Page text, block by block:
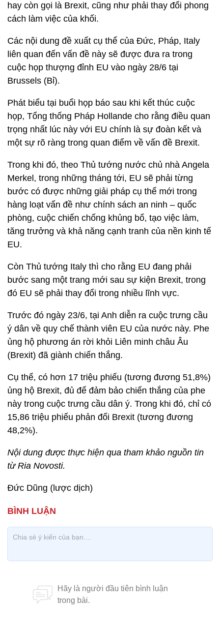
hay còn gọi là Brexit, cũng như phải thay đổi phong
cách làm việc của khối.
Các nội dung đề xuất cụ thể của Đức, Pháp, Italy
liên quan đến vấn đề này sẽ được đưa ra trong
cuộc họp thượng đỉnh EU vào ngày 28/6 tại
Brussels (Bỉ).
Phát biểu tại buổi họp báo sau khi kết thúc cuộc
họp, Tổng thống Pháp Hollande cho rằng điều quan
trọng nhất lúc này với EU chính là sự đoàn kết và
một sự rõ ràng trong quan điểm về vấn đề Brexit.
Trong khi đó, theo Thủ tướng nước chủ nhà Angela
Merkel, trong những tháng tới, EU sẽ phải từng
bước có được những giải pháp cụ thể mới trong
hàng loạt vấn đề như chính sách an ninh – quốc
phòng, cuộc chiến chống khủng bố, tạo việc làm,
tăng trưởng và khả năng cạnh tranh của nền kinh tế
EU.
Còn Thủ tướng Italy thì cho rằng EU đang phải
bước sang một trang mới sau sự kiện Brexit, trong
đó EU sẽ phải thay đổi trong nhiều lĩnh vực.
Trước đó ngày 23/6, tại Anh diễn ra cuộc trưng cầu
ý dân về quy chế thành viên EU của nước này. Phe
ủng hộ phương án rời khỏi Liên minh châu Âu
(Brexit) đã giành chiến thắng.
Cụ thể, có hơn 17 triệu phiếu (tương đương 51,8%)
ủng hộ Brexit, đủ để đảm bảo chiến thắng của phe
này trong cuộc trưng cầu dân ý. Trong khi đó, chỉ có
15,86 triệu phiếu phản đối Brexit (tương đương
48,2%).
Nội dung được thực hiện qua tham khảo nguồn tin
từ Ria Novosti.
Đức Dũng (lược dịch)